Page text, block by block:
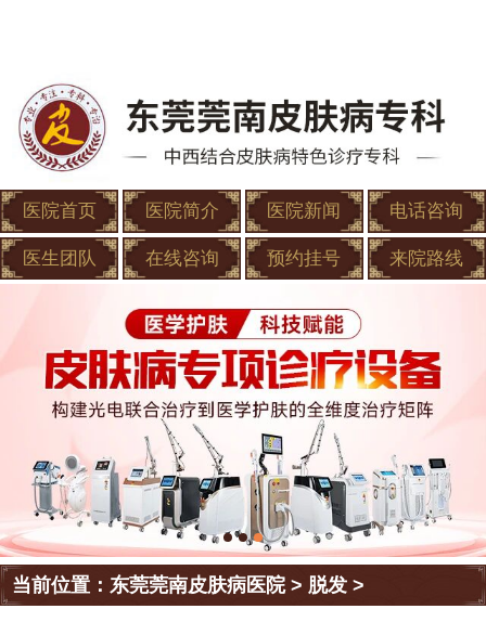
医院首页 医院简介 医院新闻 电话咨询
医生团队 在线咨询 预约挂号 来院路线
当前位置：东莞莞南皮肤病医院> 脱发 >